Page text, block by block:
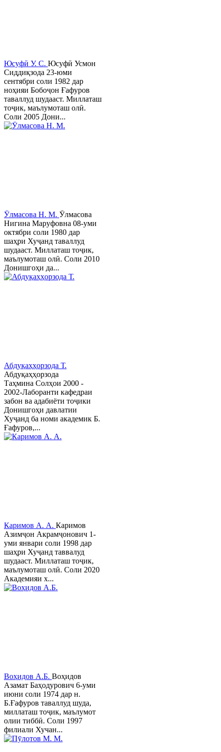
Юсуфӣ У. C. Юсуфӣ Усмон
Сиддиқзода 23-юми
сентябри соли 1982 дар
ноҳияи Бобоҷон Ғафуров
таваллуд шудааст. Миллаташ
тоҷик, маълумоташ олӣ.
Соли 2005 Дони...
Ӯлмасова Н. М. Ӯлмасова
Нигина Маруфовна 08-уми
октябри соли 1980 дар
шаҳри Хуҷанд таваллуд
шудааст. Миллаташ тоҷик,
маълумоташ олӣ. Соли 2010
Донишгоҳи да...
Абдуқаҳҳорзода Т.
Абдуқаҳҳорзода
Таҳмина Солҳои 2000 -
2002-Лаборанти кафедраи
забон ва адабиёти тоҷики
Донишгоҳи давлатии
Хуҷанд ба номи академик Б.
Ғафуров,...
Каримов А. А. Каримов
Азимҷон Акрамҷонович 1-
уми январи соли 1998 дар
шаҳри Хуҷанд таввалуд
шудааст. Миллаташ тоҷик,
маълумоташ олӣ. Соли 2020
Академияи х...
Воҳидов А.Б. Воҳидов
Азамат Баҳодурович 6-уми
июни соли 1974 дар н.
Б.Ғафуров таваллуд шуда,
миллаташ тоҷик, маълумот
олии тиббӣ. Соли 1997
филиали Хучан...